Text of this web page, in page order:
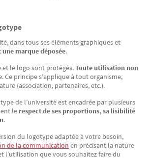
dans tous ses éléments graphiques et
une marque déposée.
et le logo sont protégés.Toute utilisation non
. Ce principe s’applique à tout organisme,
(association, partenaires, etc.).
de l’université est encadrée par plusieurs
le respect de ses proportions, sa lisibilité
.
du logotype adaptée à votre besoin,
de la communication en précisant la nature
l’utilisation que vous souhaitez faire du